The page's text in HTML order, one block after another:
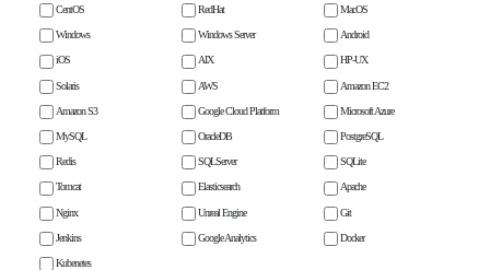
CentOS RedHat MacOS
Windows Windows Server Android
iOS AIX HP-UX
Solaris AWS Amazon EC2
Amazon S3 Google Cloud Platform Microsoft Azure
MySQL OracleDB PostgreSQL
Redis SQLServer SQLite
Tomcat Elasticsearch Apache
Nginx Unreal Engine Git
Jenkins Google Analytics Docker
Kubenetes